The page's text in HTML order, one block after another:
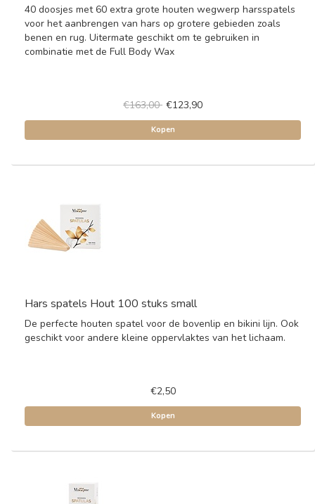
40 doosjes met 60 extra grote houten wegwerp harsspatels
voor het aanbrengen van hars op grotere gebieden zoals
benen en rug. Uitermate geschikt om te gebruiken in
combinatie met de Full Body Wax
€163,00 €123,90
Kopen
Hars spatels Hout 100 stuks small
De perfecte houten spatel voor de bovenlip en bikini lijn. Ook
geschikt voor andere kleine oppervlaktes van het lichaam.
€2,50
Kopen